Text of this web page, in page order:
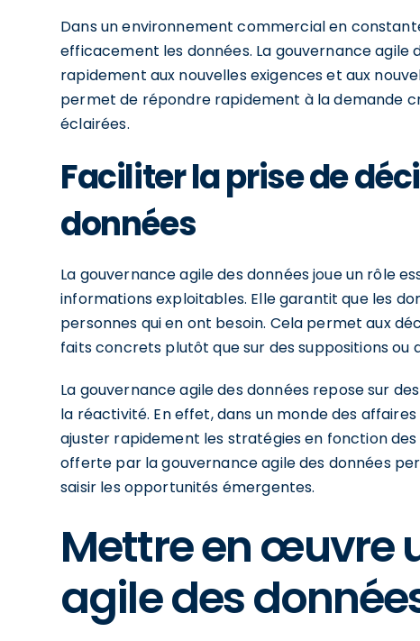
Dans un environnement commercial en
efficacement les données. La gouvernance
rapidement aux nouvelles exigences et aux
permet de répondre rapidement à la demande
éclairées.
Faciliter la prise de
données
La gouvernance agile des données joue un rôle
informations exploitables. Elle garantit que les
personnes qui en ont besoin. Cela permet aux
faits concrets plutôt que sur des suppositions ou
La gouvernance agile des données repose sur
la réactivité. En effet, dans un monde des
ajuster rapidement les stratégies en fonction
offerte par la gouvernance agile des données
saisir les opportunités émergentes.
Mettre en œuvre
agile des